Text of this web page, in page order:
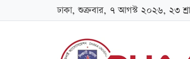
ঢাকা, শুক্রবার, ৭ আগস্ট ২০২৬, ২৩